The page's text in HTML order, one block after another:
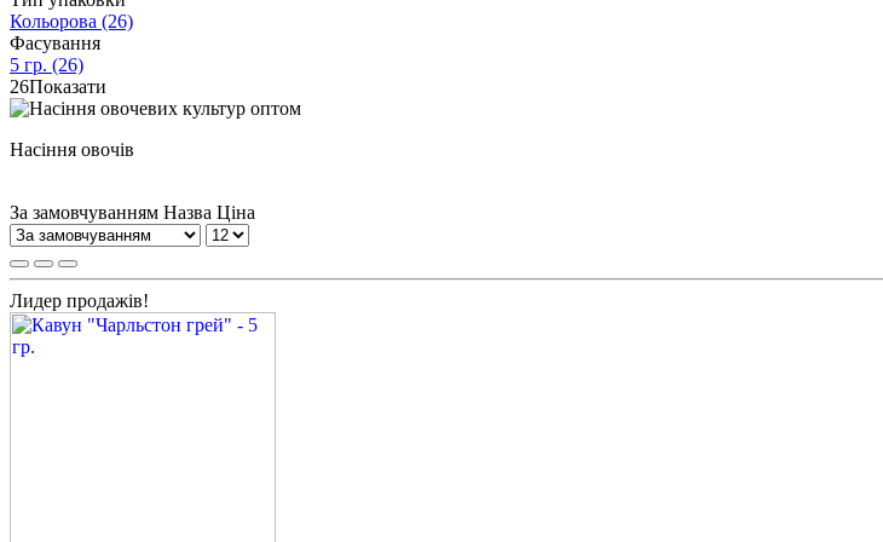
Кольорова (26)
Фасування
5 гр. (26)
26Показати
Насіння овочів
За замовчуванням Назва Ціна
Лидер продажів!